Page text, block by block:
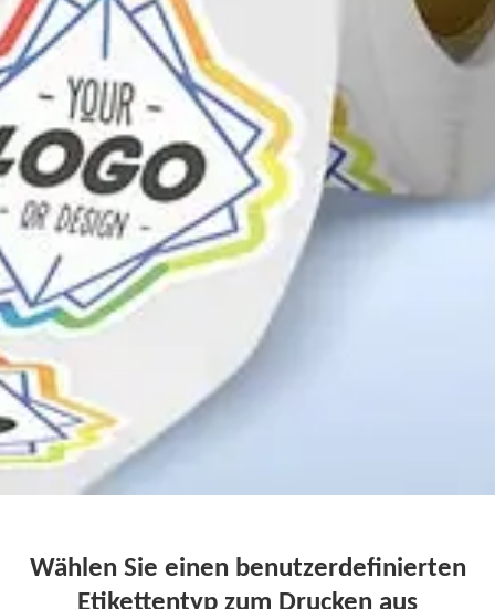
Wählen Sie einen benutzerdefinierten
Etikettentyp zum Drucken aus